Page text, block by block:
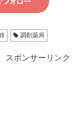
調剤薬局
スポンサーリンク